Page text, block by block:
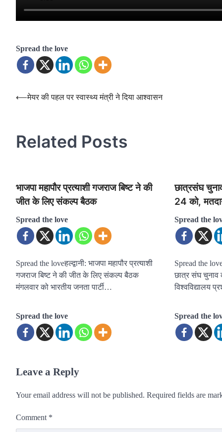
Spread the love
Post
⟵मेयर की पहल पर स्वास्थ्य मंत्री ने दिया आश्वासन
Related Posts
भाजपा महापौर प्रत्याशी गजराज बिष्ट ने की
जीत के लिए संकल्प बैठक
Spread the love
Spread the loveहल्द्वानी: भाजपा महापौर प्रत्याशी
गजराज बिष्ट ने की जीत के लिए संकल्प बैठक
मंगलवार को भारतीय जनता पार्टी…
Spread the love
छात्रसंघ
24 को,
Spread the
Spread the
छात्र संघ चुनाव
विश्वविद्यालय
Spread the
Leave a Reply
Your email address will not be published. Required fields are
Comment *